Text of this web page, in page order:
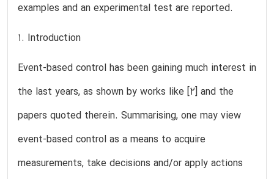
examples and an experimental test are reported.
1. Introduction
Event-based control has been gaining much interest in
the last years, as shown by works like [2] and the
papers quoted therein. Summarising, one may view
event-based control as a means to acquire
measurements, take decisions and/or apply actions